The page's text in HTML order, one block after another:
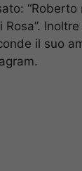
“Roberto
il suo